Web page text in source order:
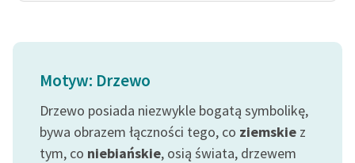
Motyw: Drzewo
Drzewo posiada niezwykle bogatą symbolikę,
bywa obrazem łączności tego, co ziemskie z
tym, co niebiańskie, osią świata, drzewem